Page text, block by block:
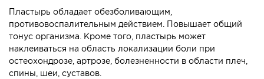
Пластырь обладает обезболивающим,
противовоспалительным действием. Повышает общий
тонус организма. Кроме того, пластырь может
наклеиваться на область локализации боли при
остеохондрозе, артрозе, болезненности в области плеч,
спины, шеи, суставов.